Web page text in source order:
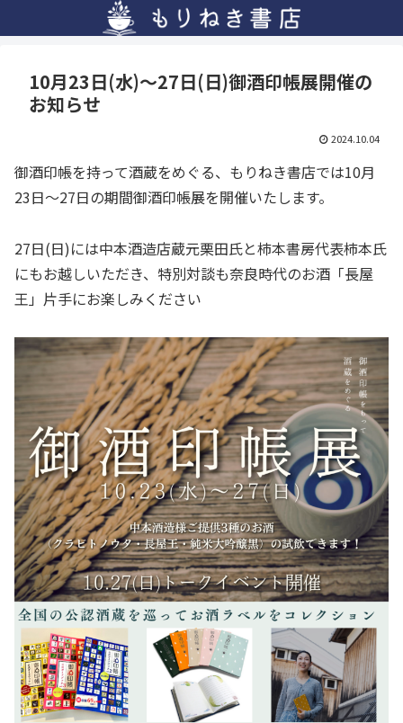
10月23日(水)～27日(日)御酒印帳展開催の
お知らせ
2024.10.04
御酒印帳を持って酒蔵をめぐる、もりねき書店では10月
23日～27日の期間御酒印帳展を開催いたします。
27日(日)には中本酒造店蔵元栗田氏と柿本書房代表柿本氏
にもお越しいただき、特別対談も奈良時代のお酒「長屋
王」片手にお楽しみください